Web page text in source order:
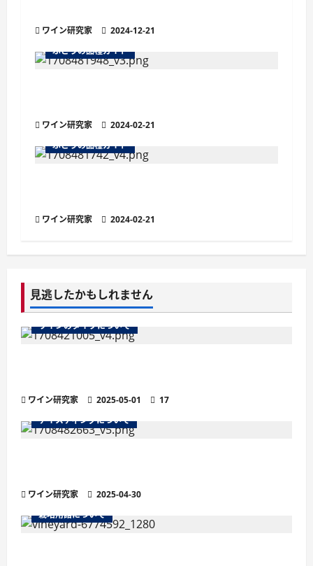
ン
ワイン研究家
2024-12-21
ぶどうの品種ガイド
ワイン研究家
2024-02-21
ぶどうの品種ガイド
ワイン研究家 2024-02-21
見逃したかもしれません
ワインのタイプについて
ワイン研究家 2025-05-01
17
テイスティングについて
ワイン研究家
2025-04-30
栽培用語について